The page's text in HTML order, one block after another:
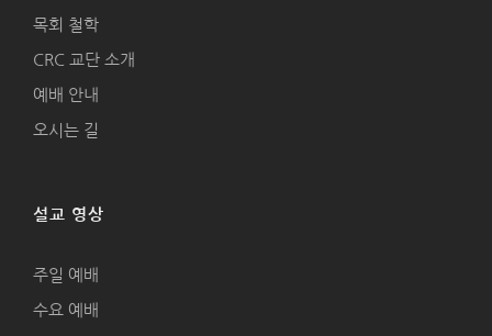
목회 철학
CRC 교단 소개
예배 안내
오시는 길
설교 영상
주일 예배
수요 예배